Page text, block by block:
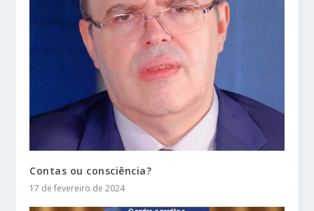
Contas ou consciência?
17 de fevereiro de 2024